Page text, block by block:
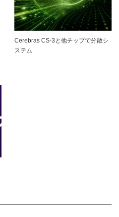
Cerebras CS-3と他チップで分散シ
ステム